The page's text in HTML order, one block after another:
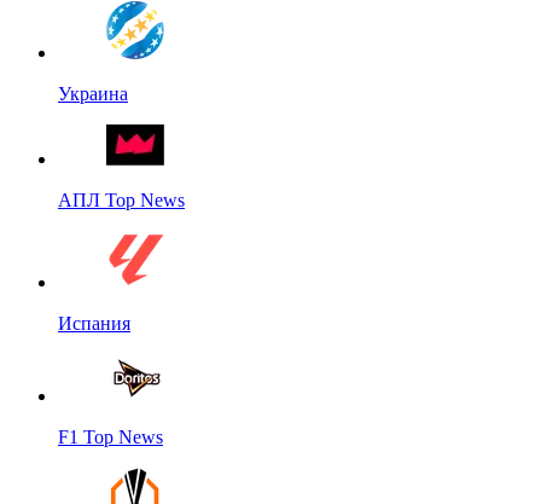
Украина
АПЛ Top News
Испания
F1 Top News